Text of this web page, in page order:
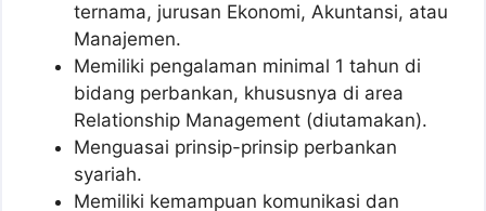
ternama, jurusan Ekonomi, Akuntansi, atau
Manajemen.
Memiliki pengalaman minimal 1 tahun di
bidang perbankan, khususnya di area
Relationship Management (diutamakan).
Menguasai prinsip-prinsip perbankan
syariah.
Memiliki kemampuan komunikasi dan